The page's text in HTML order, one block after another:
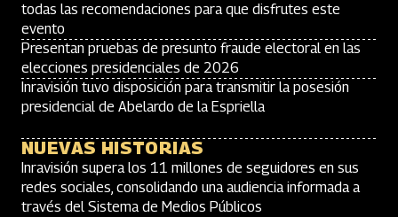
todas las recomendaciones para que disfrutes este
evento
Presentan pruebas de presunto fraude electoral en las
elecciones presidenciales de 2026
Inravisión tuvo disposición para transmitir la posesión
presidencial de Abelardo de la Espriella
NUEVAS HISTORIAS
Inravisión supera los 11 millones de seguidores en sus
redes sociales, consolidando una audiencia informada a
través del Sistema de Medios Públicos